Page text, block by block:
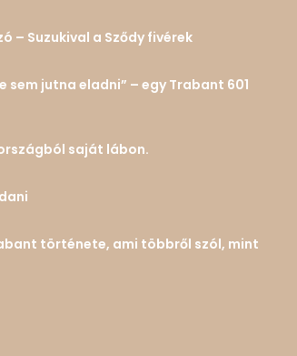
– Suzukival a Sződy fivérek
jutna eladni” – egy Trabant 601
saját lábon.
története, ami többről szól, mint